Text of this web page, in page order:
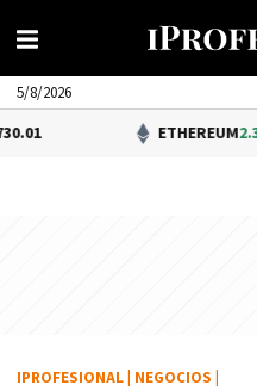
5/8/2026
ETHEREUM2.39%$1,911.77
IPROFESIONAL NEGOCIOS